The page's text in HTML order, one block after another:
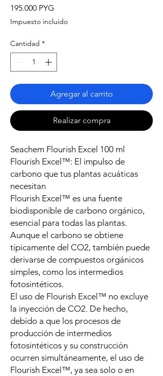
195.000 PYG
Impuesto incluido
Cantidad *
Agregar al carrito
Realizar compra
Seachem Flourish Excel 100 ml
Flourish Excel™: El impulso de
carbono que tus plantas acuáticas
necesitan
Flourish Excel™ es una fuente
biodisponible de carbono orgánico,
esencial para todas las plantas.
Aunque el carbono se obtiene
típicamente del CO2, también puede
derivarse de compuestos orgánicos
simples, como los intermedios
fotosintéticos.
El uso de Flourish Excel™ no excluye
la inyección de CO2. De hecho,
debido a que los procesos de
producción de intermedios
fotosintéticos y su construcción
ocurren simultáneamente, el uso de
Flourish Excel™, ya sea solo o en